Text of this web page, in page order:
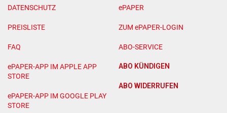
DATENSCHUTZ
PREISLISTE
FAQ
ePAPER-APP IM APPLE APP
STORE
ePAPER-APP IM GOOGLE PLAY
STORE
ePAPER
ZUM ePAPER-LOGIN
ABO-SERVICE
ABO KÜNDIGEN
ABO WIDERRUFEN